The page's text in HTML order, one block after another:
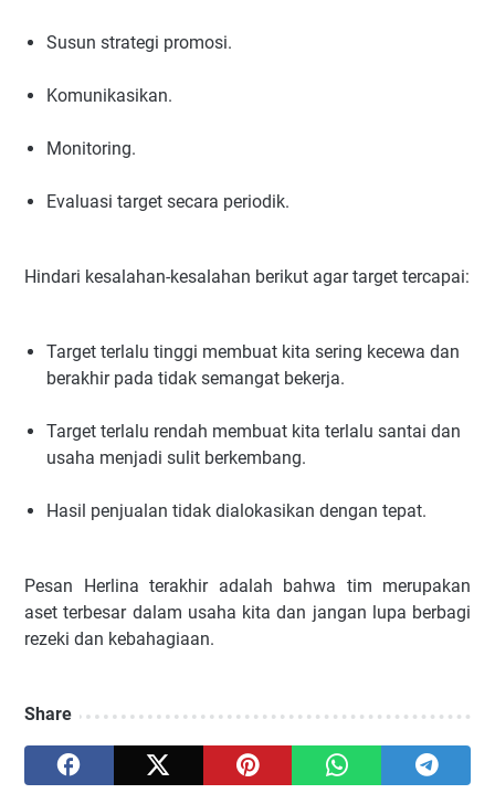
Susun strategi promosi.
Komunikasikan.
Monitoring.
Evaluasi target secara periodik.
Hindari kesalahan-kesalahan berikut agar target tercapai:
Target terlalu tinggi membuat kita sering kecewa dan
berakhir pada tidak semangat bekerja.
Target terlalu rendah membuat kita terlalu santai dan
usaha menjadi sulit berkembang.
Hasil penjualan tidak dialokasikan dengan tepat.
Pesan Herlina terakhir adalah bahwa tim merupakan
aset terbesar dalam usaha kita dan jangan lupa berbagi
rezeki dan kebahagiaan.
Share